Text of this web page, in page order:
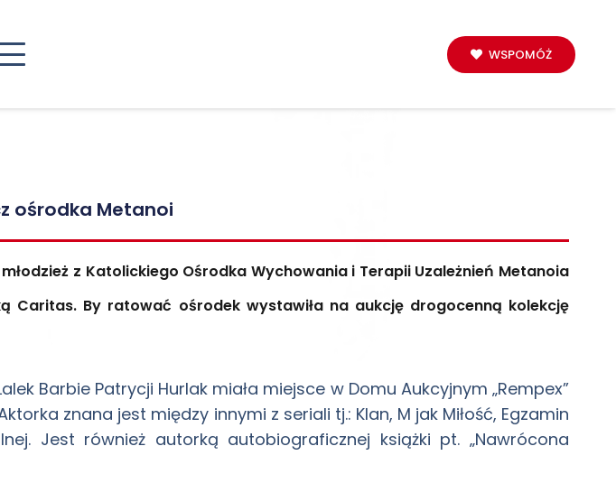
WSPOMÓŻ
ośrodka Metanoi
z Katolickiego Ośrodka Wychowania i Terapii Uzależnień Metanoia
Caritas. By ratować ośrodek wystawiła na aukcję drogocenną kolekcję
Barbie Patrycji Hurlak miała miejsce w Domu Aukcyjnym „Rempex”
znana jest między innymi z seriali tj.: Klan, M jak Miłość, Egzamin
Jest również autorką autobiograficznej książki pt. „Nawrócona